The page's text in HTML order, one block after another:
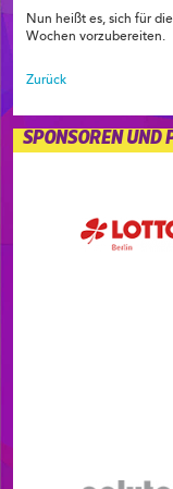
Nun heißt es, sich für
Wochen vorzubereiten.
Zurück
SPONSOREN UND